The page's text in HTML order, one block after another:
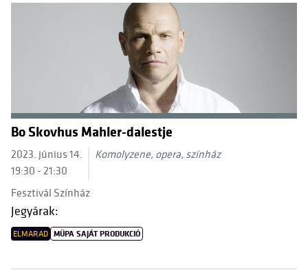
Bo Skovhus Mahler-dalestje
2023. június 14.
19:30 - 21:30
Komolyzene, opera, színház
Fesztivál Színház
Jegyárak:
ELMARAD MÜPA SAJÁT PRODUKCIÓ